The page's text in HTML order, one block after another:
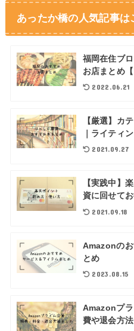
あったか橋の人気記事は
福岡在住ブ
お店まとめ
2022.06.21
【厳選】カ
｜ライティ
2021.09.27
【実践中】
資に回せて
2021.09.18
Amazonのお
とめ
2023.08.15
Amazonプ
費や退会方法